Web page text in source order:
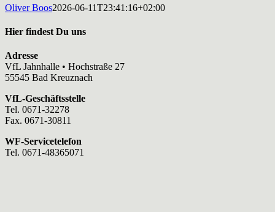
Oliver Boos2026-06-11T23:41:16+02:00
Hier findest Du uns
Adresse
VfL Jahnhalle • Hochstraße 27
55545 Bad Kreuznach
VfL-Geschäftsstelle
Tel. 0671-32278
Fax. 0671-30811
WF-Servicetelefon
Tel. 0671-48365071